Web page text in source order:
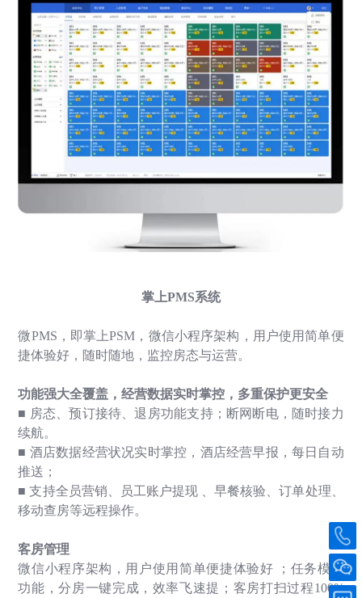
掌上PMS系统
微PMS ，即掌上PSM ，微信小程序架构，用户使用简单便
捷体验好，随时随地，监控房态与运营。
功能强大全覆盖，经营数据实时掌控，多重保护更安全
■ 房态、预订接待、退房功能支持；断网断电，随时接力
续航。
■ 酒店数据经营状况实时掌控，酒店经营早报，每日自动
推送；
■支持全员营销、员工账户提现 、早餐核验、订单处理、
移动查房等远程操作。
客房管理
微信小程序架构，用户使用简单便捷体验好 ；任务模板
功能，分房一键完成，效率飞速提；客房打扫过程100%